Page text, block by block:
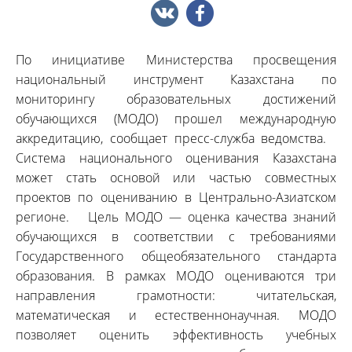
По инициативе Министерства просвещения
национальный инструмент Казахстана по
мониторингу образовательных достижений
обучающихся (МОДО) прошел международную
аккредитацию, сообщает пресс-служба ведомства.
Система национального оценивания Казахстана
может стать основой или частью совместных
проектов по оцениванию в Центрально-Азиатском
регионе. Цель МОДО — оценка качества знаний
обучающихся в соответствии с требованиями
Государственного общеобязательного стандарта
образования. В рамках МОДО оцениваются три
направления грамотности: читательская,
математическая и естественнонаучная. МОДО
позволяет оценить эффективность учебных